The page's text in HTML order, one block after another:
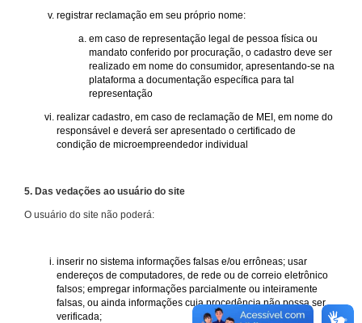
registrar reclamação em seu próprio nome:
em caso de representação legal de pessoa física ou
mandato conferido por procuração, o cadastro deve ser
realizado em nome do consumidor, apresentando-se na
plataforma a documentação específica para tal
representação
realizar cadastro, em caso de reclamação de MEI, em nome do
responsável e deverá ser apresentado o certificado de
condição de microempreendedor individual
5. Das vedações ao usuário do site
O usuário do site não poderá:
inserir no sistema informações falsas e/ou errôneas; usar
endereços de computadores, de rede ou de correio eletrônico
falsos; empregar informações parcialmente ou inteiramente
falsas, ou ainda informações cuja procedência não possa ser
verificada;